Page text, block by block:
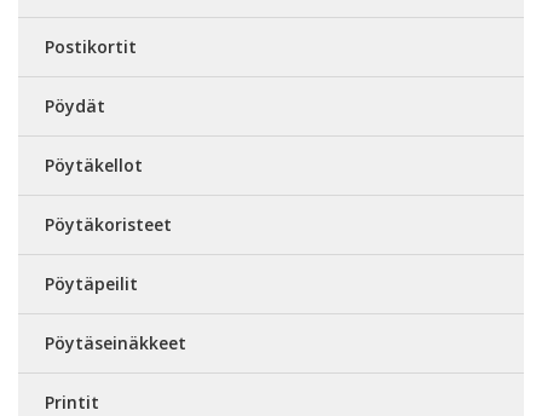
Postikortit
Pöydät
Pöytäkellot
Pöytäkoristeet
Pöytäpeilit
Pöytäseinäkkeet
Printit